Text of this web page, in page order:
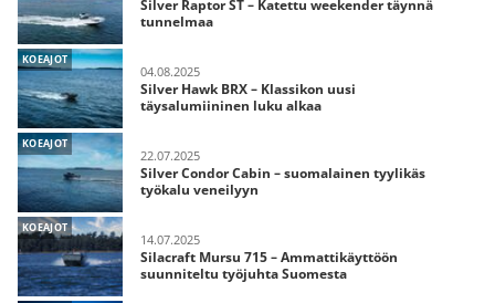
Silver Raptor ST – Katettu weekender täynnä
tunnelmaa
KOEAJOT
04.08.2025
Silver Hawk BRX – Klassikon uusi
täysalumiininen luku alkaa
KOEAJOT
22.07.2025
Silver Condor Cabin – suomalainen tyylikäs
työkalu veneilyyn
KOEAJOT
14.07.2025
Silacraft Mursu 715 – Ammattikäyttöön
suunniteltu työjuhta Suomesta